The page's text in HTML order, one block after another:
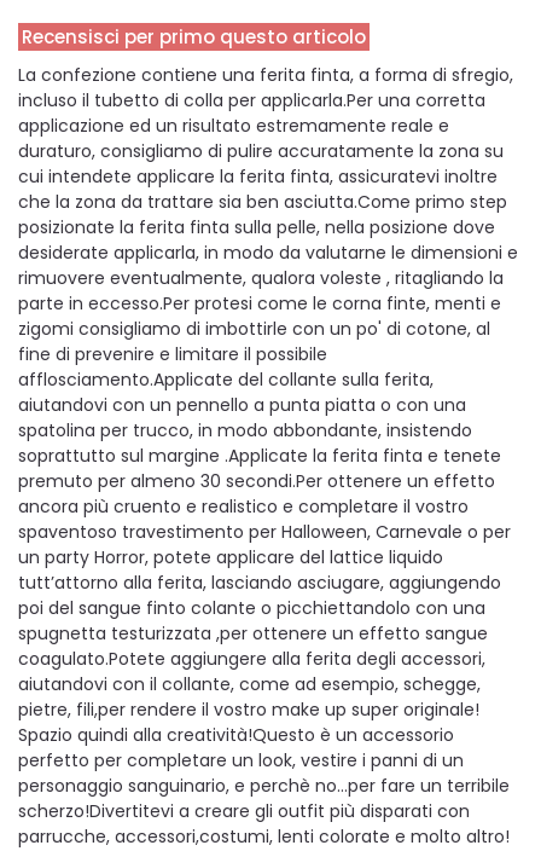
Recensisci per primo questo articolo
La confezione contiene una ferita finta, a forma di sfregio,
incluso il tubetto di colla per applicarla.Per una corretta
applicazione ed un risultato estremamente reale e
duraturo, consigliamo di pulire accuratamente la zona su
cui intendete applicare la ferita finta, assicuratevi inoltre
che la zona da trattare sia ben asciutta.Come primo step
posizionate la ferita finta sulla pelle, nella posizione dove
desiderate applicarla, in modo da valutarne le dimensioni e
rimuovere eventualmente, qualora voleste , ritagliando la
parte in eccesso.Per protesi come le corna finte, menti e
zigomi consigliamo di imbottirle con un po' di cotone, al
fine di prevenire e limitare il possibile
afflosciamento.Applicate del collante sulla ferita,
aiutandovi con un pennello a punta piatta o con una
spatolina per trucco, in modo abbondante, insistendo
soprattutto sul margine .Applicate la ferita finta e tenete
premuto per almeno 30 secondi.Per ottenere un effetto
ancora più cruento e realistico e completare il vostro
spaventoso travestimento per Halloween, Carnevale o per
un party Horror, potete applicare del lattice liquido
tutt’attorno alla ferita, lasciando asciugare, aggiungendo
poi del sangue finto colante o picchiettandolo con una
spugnetta testurizzata ,per ottenere un effetto sangue
coagulato.Potete aggiungere alla ferita degli accessori,
aiutandovi con il collante, come ad esempio, schegge,
pietre, fili,per rendere il vostro make up super originale!
Spazio quindi alla creatività!Questo è un accessorio
perfetto per completare un look, vestire i panni di un
personaggio sanguinario, e perchè no…per fare un terribile
scherzo!Divertitevi a creare gli outfit più disparati con
parrucche, accessori,costumi, lenti colorate e molto altro!